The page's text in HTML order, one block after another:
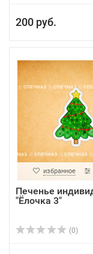
200 руб.
избранное
Печенье
"Ёлочка 3"
(0)